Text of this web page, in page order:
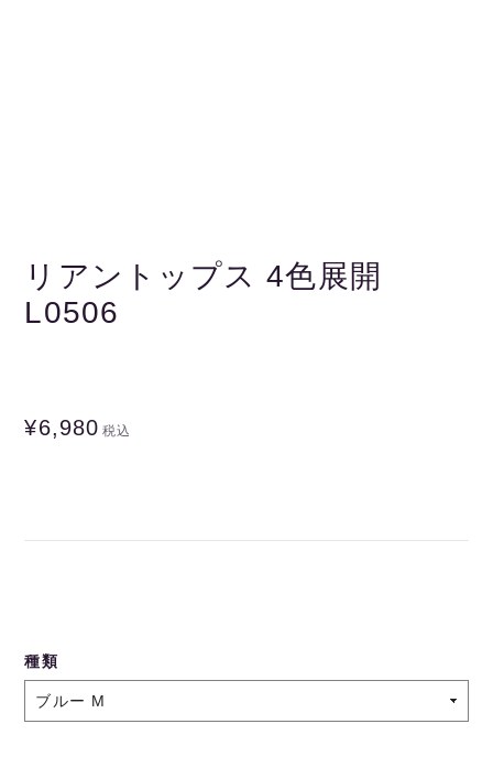
リアントップス 4色展開
L0506
¥6,980 税込
種類